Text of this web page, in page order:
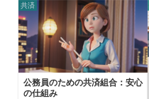
共済
公務員のための共済組合：安心
の仕組み